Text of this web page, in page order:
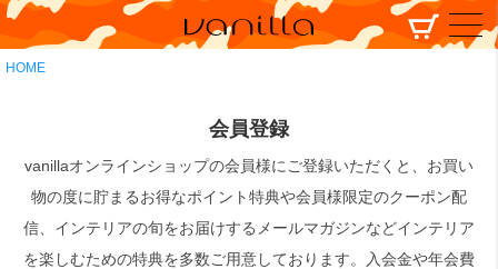
HOME
会員登録
vanillaオンラインショップの会員様にご登録いただくと、お買い
物の度に貯まるお得なポイント特典や会員様限定のクーポン配
信、インテリアの旬をお届けするメールマガジンなどインテリア
を楽しむための特典を多数ご用意しております。入会金や年会費